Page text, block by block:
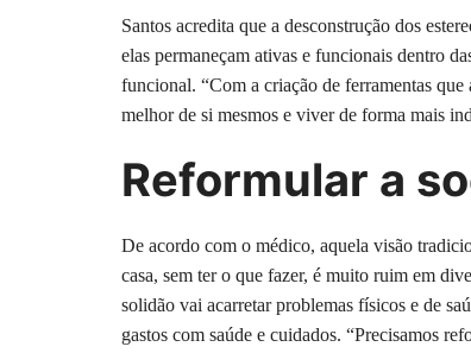
Santos acredita que a desconstrução dos
elas permaneçam ativas e funcionais dentro
funcional. “Com a criação de ferramentas
melhor de si mesmos e viver de forma mais
Reformular a
De acordo com o médico, aquela visão
casa, sem ter o que fazer, é muito ruim em
solidão vai acarretar problemas físicos e de
gastos com saúde e cuidados. “Precisamos